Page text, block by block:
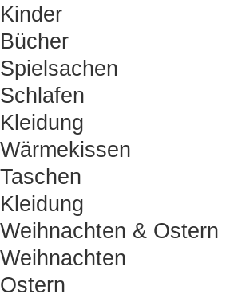
Kinder
Bücher
Spielsachen
Schlafen
Kleidung
Wärmekissen
Taschen
Kleidung
Weihnachten & Ostern
Weihnachten
Ostern